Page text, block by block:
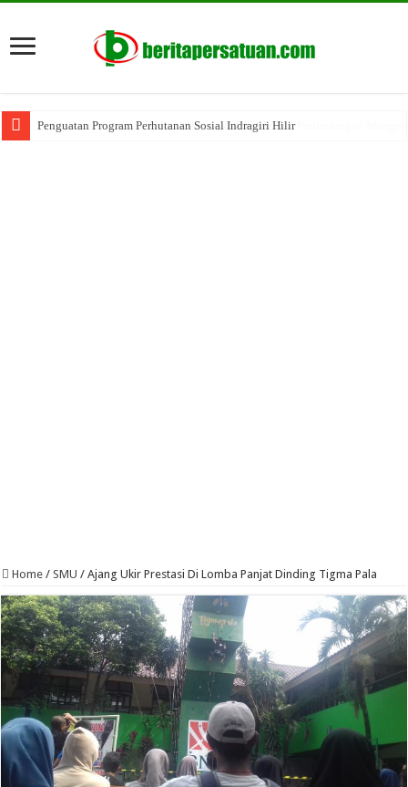
Penguatan Program Perhutanan Sosial Indragiri Hilir
Home / SMU / Ajang Ukir Prestasi Di Lomba Panjat Dinding Tigma Pala